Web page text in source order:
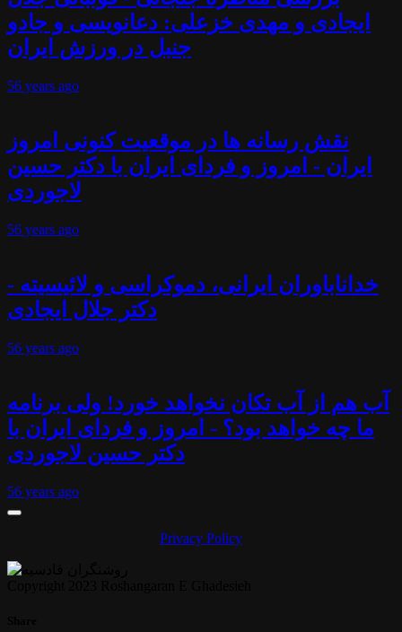
ایجادی و مهدی خزعلی: دعانویسی و جادو
جنبل در ورزش ایران
56 years ago
نقش رسانه ها در موقعیت کنونی امروز
ایران - امروز و فردای ایران با دکتر حسین
لاجوردی
56 years ago
خداناباوران ایرانی، دموکراسی و لائیسیته -
دکتر جلال ایجادی
56 years ago
آب هم از آب تکان نخواهد خورد! ولی برنامه
ما چه خواهد بود؟ - امروز و فردای ایران با
دکتر حسین لاجوردی
56 years ago
Privacy Policy